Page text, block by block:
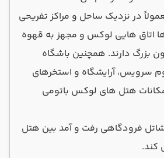
در نزدیک ساحل و مراکز تفریحی
اتاق هایی لوکس و مجهز به قهوه
بزرگ دارند. همچنین باشگاه
سرویس، آرایشگاه و استخرهای
هتل های لوکس باتومی
فرودگاهی رفت و آمد بین هتل
کند.